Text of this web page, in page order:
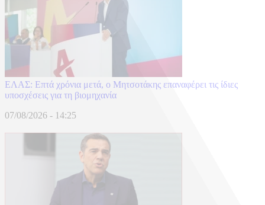
ΕΛΑΣ: Επτά χρόνια μετά, ο Μητσοτάκης επαναφέρει τις ίδιες
υποσχέσεις για τη βιομηχανία
07/08/2026 - 14:25